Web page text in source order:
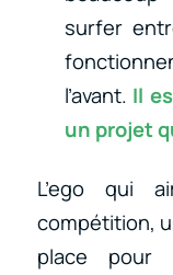
surfer
l’avant. Il
un projet
L’ego qui
compétition,
place pour